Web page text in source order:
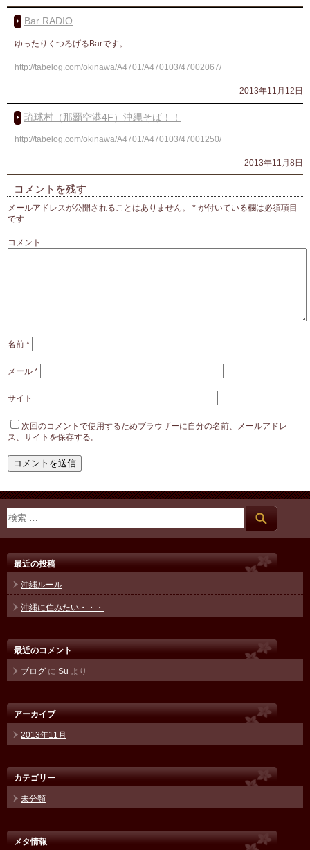
Bar RADIO
ゆったりくつろげるBarです。
http://tabelog.com/okinawa/A4701/A470103/47002067/
2013年11月12日
琉球村（那覇空港4F）沖縄そば！！
http://tabelog.com/okinawa/A4701/A470103/47001250/
2013年11月8日
コメントを残す
メールアドレスが公開されることはありません。 * が付いている欄は必須項目
です
コメント
名前*
メール*
サイト
次回のコメントで使用するためブラウザーに自分の名前、メールアドレ
ス、サイトを保存する。
最近の投稿
沖縄ルール
沖縄に住みたい・・・
最近のコメント
ブログ に Su より
アーカイブ
2013年11月
カテゴリー
未分類
メタ情報